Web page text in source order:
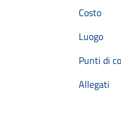
Costo
Luogo
Punti di
Allegati